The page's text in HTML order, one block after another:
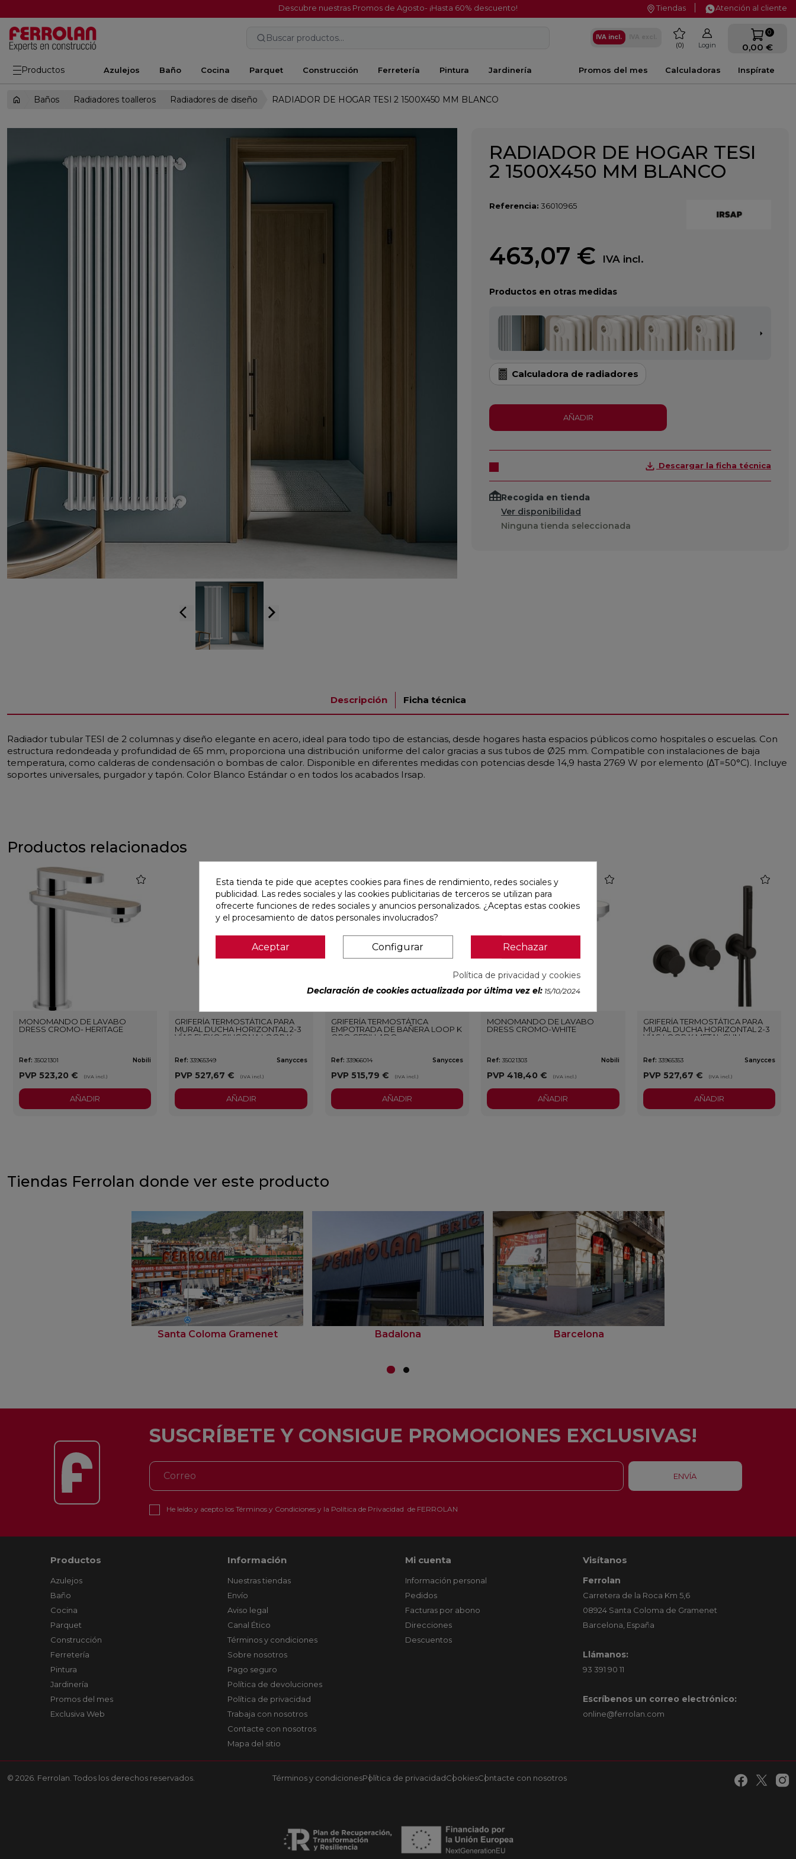
Descubre nuestras Promos de Agosto- ¡Hasta 60% descuento! Tiendas Atención al cliente
Buscar productos... IVA incl. favorite
0 Login
0
0,00 €
Productos Azulejos Baño Cocina Parquet Construcción Ferretería Pintura Jardinería Inspírate
Calculadoras
Promos del mes
Baños Radiadores toalleros Radiadores de diseño RADIADOR DE HOGAR TESI 2 1500X450 MM BLANCO
arrow_back_ios arrow_forward_ios
RADIADOR DE HOGAR TESI
2 1500X450 MM BLANCO
Referencia: 36010965
463,07 € IVA incl.
Productos en otras medidas
Calculadora de radiadores
AÑADIR
Descargar la ficha técnica
Recogida en tienda
Ver disponibilidad
Ninguna tienda seleccionada
Descripción Ficha técnica
Radiador tubular TESI de 2 columnas y diseño elegante en acero, ideal para todo tipo de estancias, desde hogares hasta espacios públicos como hospitales o escuelas. Con
estructura redondeada y profundidad de 65 mm, proporciona una distribución uniforme del calor gracias a sus tubos de Ø25 mm. Compatible con instalaciones de baja
temperatura, como calderas de condensación o bombas de calor. Disponible en diferentes medidas con potencias desde 14,9 hasta 2769 W por elemento (∆T=50°C). Incluye
soportes universales, purgador y tapón. Color Blanco Estándar o en todos los acabados Irsap.
Productos relacionados
MONOMANDO DE LAVABO
DRESS CROMO- HERITAGE
Ref: 35021301 Nobili
PVP 523,20 € (IVA incl.)
AÑADIR
GRIFERÍA TERMOSTÁTICA PARA
MURAL DUCHA HORIZONTAL 2-3
VÍAS FLEXO SILICONA LOOP K
Ref: 33965349 Sanycces
PVP 527,67 € (IVA incl.)
favorite
AÑADIR
GRIFERÍA TERMOSTÁTICA
EMPOTRADA DE BAÑERA LOOP K
ORO CEPILLADO
Ref: 33966014 Sanycces
PVP 515,79 € (IVA incl.)
favorite
AÑADIR
MONOMANDO DE LAVABO
DRESS CROMO-WHITE
Ref: 35021303 Nobili
PVP 418,40 € (IVA incl.)
favorite
AÑADIR
GRIFERÍA TERMOSTÁTICA PARA
MURAL DUCHA HORIZONTAL 2-3
VÍAS LOOP K METAL GUN
Ref: 33965353 Sanycces
PVP 527,67 € (IVA incl.)
AÑADIR
Tiendas Ferrolan donde ver este producto
Santa Coloma Gramenet Badalona Barcelona
SUSCRÍBETE Y CONSIGUE PROMOCIONES EXCLUSIVAS!
He leído y acepto los Términos y Condicionesy la Política de Privacidad de FERROLAN
Productos
Azulejos
Baño
Cocina
Parquet
Construcción
Ferretería
Pintura
Jardinería
Promos del mes
Exclusiva Web
Información
Nuestras tiendas
Envío
Aviso legal
Canal Ético
Términos y condiciones
Sobre nosotros
Pago seguro
Política de devoluciones
Política de privacidad
Trabaja con nosotros
Contacte con nosotros
Mapa del sitio
Mi cuenta
Información personal
Pedidos
Facturas por abono
Direcciones
Descuentos
Visítanos
Ferrolan
Carretera de la Roca Km 5,6
08924 Santa Coloma de Gramenet
Barcelona, España
Llámanos:
93 391 90 11
Escríbenos un correo electrónico:
online@ferrolan.com
© 2026. Ferrolan. Todos los derechos reservados. Términos y condicionesPolítica de privacidadCookiesContacte con nosotros
Esta tienda te pide que aceptes cookies para fines de rendimiento, redes sociales y
publicidad. Las redes sociales y las cookies publicitarias de terceros se utilizan para
ofrecerte funciones de redes sociales y anuncios personalizados. ¿Aceptas estas cookies
y el procesamiento de datos personales involucrados?
Aceptar Configurar Rechazar
Política de privacidad y cookies
Declaración de cookies actualizada por última vez el: 15/10/2024